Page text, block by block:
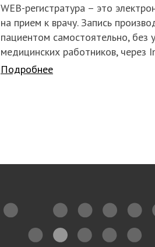
WEB-регистратура – это
на прием к врачу. Запись
пациентом самостоятельно, без
медицинских работников, через
Подробнее